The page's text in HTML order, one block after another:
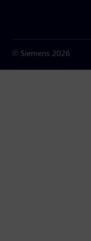
© Siemens 2026